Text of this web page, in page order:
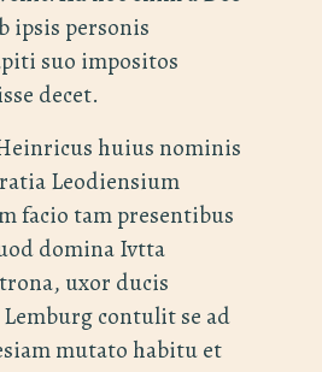
ipsis personis
suo impositos
decet.
huius nominis
Leodiensium
facio tam presentibus
domina Ivtta
uxor ducis
contulit se ad
mutato habitu et